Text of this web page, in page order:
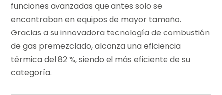
funciones avanzadas que antes solo se
encontraban en equipos de mayor tamaño.
Gracias a su innovadora tecnología de combustión
de gas premezclado, alcanza una eficiencia
térmica del 82 %, siendo el más eficiente de su
categoría.